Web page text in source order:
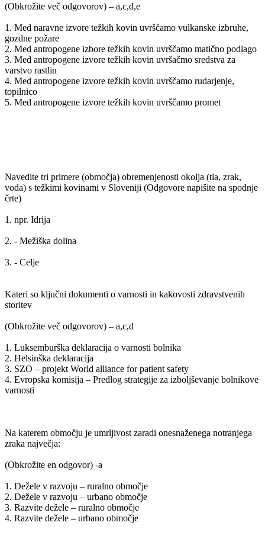
(Obkrožite več odgovorov) – a,c,d,e
1. Med naravne izvore težkih kovin uvrščamo vulkanske izbruhe,
gozdne požare
2. Med antropogene izbore težkih kovin uvrščamo matično podlago
3. Med antropogene izvore težkih kovin uvršačmo sredstva za
varstvo rastlin
4. Med antropogene izvore težkih kovin uvrščamo rudarjenje,
topilnico
5. Med antropogene izvore težkih kovin uvrščamo promet
Navedite tri primere (območja) obremenjenosti okolja (tla, zrak,
voda) s težkimi kovinami v Sloveniji (Odgovore napišite na spodnje
črte)
1. npr. Idrija
2. - Mežiška dolina
3. - Celje
Kateri so ključni dokumenti o varnosti in kakovosti zdravstvenih
storitev
(Obkrožite več odgovorov) – a,c,d
1. Luksemburška deklaracija o varnosti bolnika
2. Helsinška deklaracija
3. SZO – projekt World alliance for patient safety
4. Evropska komisija – Predlog strategije za izboljševanje bolnikove
varnosti
Na katerem območju je umrljivost zaradi onesnaženega notranjega
zraka največja:
(Obkrožite en odgovor) -a
1. Dežele v razvoju – ruralno območje
2. Dežele v razvoju – urbano območje
3. Razvite dežele – ruralno območje
4. Razvite dežele – urbano območje